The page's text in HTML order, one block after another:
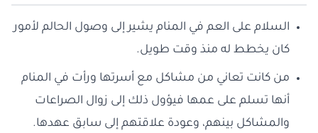
السلام على العم في المنام يشير إلى وصول الحالم لأمور
كان يخطط له منذ وقت طويل.
من كانت تعاني من مشاكل مع أسرتها ورأت في المنام
أنها تسلم على عمها فيؤول ذلك إلى زوال الصراعات
والمشاكل بينهم، وعودة علاقتهم إلى سابق عهدها.